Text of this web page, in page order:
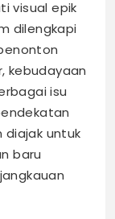
visual epik
dilengkapi
kebudayaan
isu
diajak untuk
baru